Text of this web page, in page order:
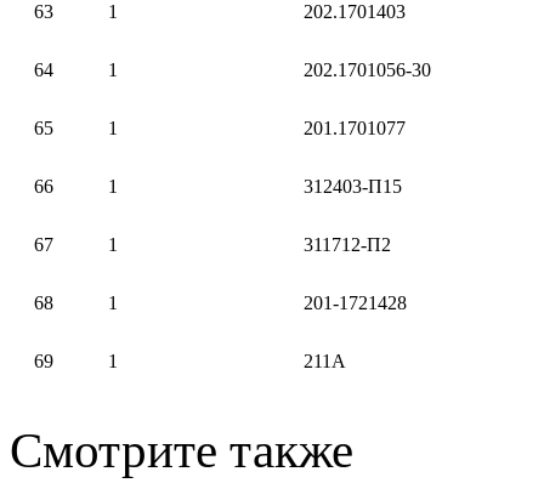
63 1 202.1701403
64 1 202.1701056-30
65 1 201.1701077
66 1 312403-П15
67 1 311712-П2
68 1 201-1721428
69 1 211А
Смотрите также